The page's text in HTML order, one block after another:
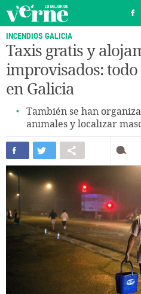
INCENDIOS GALICIA
Taxis gratis y
improvisados:
en Galicia
También se han
animales y localizar